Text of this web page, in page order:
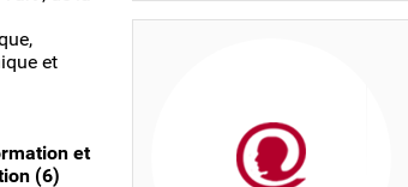
et
et
(6)